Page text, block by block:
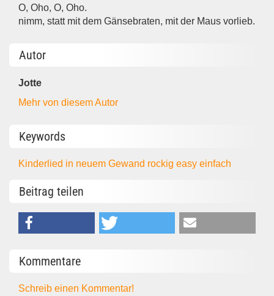
O, Oho, O, Oho.
nimm, statt mit dem Gänsebraten, mit der Maus vorlieb.
Autor
Jotte
Mehr von diesem Autor
Keywords
Kinderlied in neuem Gewand rockigeasyeinfach
Beitrag teilen
Kommentare
Schreib einen Kommentar!